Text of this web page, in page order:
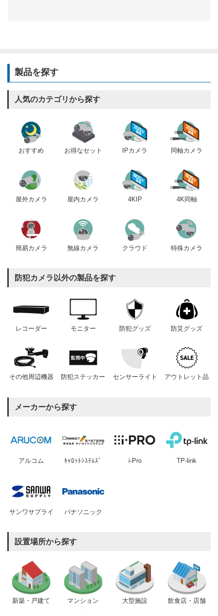
製品を探す
人気のカテゴリから探す
おすすめ お得なセット IPカメラ 同軸カメラ
屋外カメラ 屋内カメラ 4KIP 4K同軸
簡易カメラ 無線カメラ クラウド 特殊カメラ
防犯カメラ以外の製品を探す
レコーダー モニター 防犯グッズ 防災グッズ
その他周辺機器 防犯ステッカー センサーライト アウトレット品
メーカーから探す
アルコム ｷｬﾛｯﾄｼｽﾃﾑｽﾞ i-Pro TP-link
サンワサプライ パナソニック
設置場所から探す
新築・戸建て マンション 大型施設 飲食店・店舗